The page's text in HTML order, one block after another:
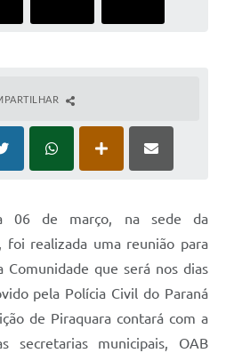
06 de março, na sede da
foi realizada uma reunião para
Comunidade que será nos dias
pela Polícia Civil do Paraná
de Piraquara contará com a
secretarias municipais, OAB